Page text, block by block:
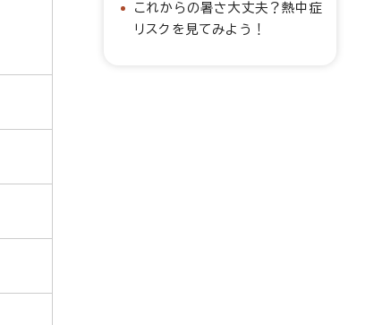
これからの暑さ大丈夫？熱中症
リスクを見てみよう！